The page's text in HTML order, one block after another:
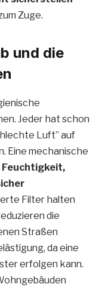
Zuge.
und die
Jeder hat schon
Luft” auf
Eine mechanische
Feuchtigkeit,
Filter halten
die
Straßen
da eine
erfolgen kann.